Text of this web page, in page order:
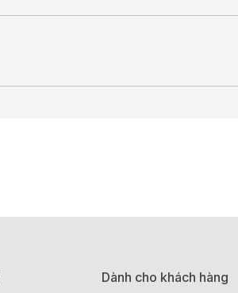
Dành cho khách hàng